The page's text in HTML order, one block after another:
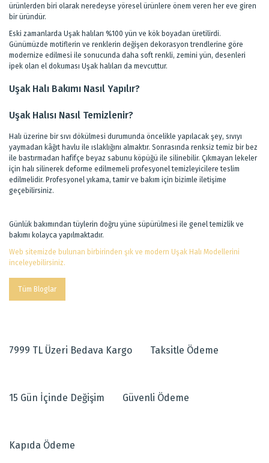
ürünlerden biri olarak neredeyse yöresel ürünlere önem veren her eve giren
bir üründür.
Eski zamanlarda Uşak halıları %100 yün ve kök boyadan üretilirdi.
Günümüzde motiflerin ve renklerin değişen dekorasyon trendlerine göre
modernize edilmesi ile sonucunda daha soft renkli, zemini yün, desenleri
ipek olan el dokuması Uşak halıları da mevcuttur.
Uşak Halı Bakımı Nasıl Yapılır?
Uşak Halısı Nasıl Temizlenir?
Halı üzerine bir sıvı dökülmesi durumunda öncelikle yapılacak şey, sıvıyı
yaymadan kâğıt havlu ile ıslaklığını almaktır. Sonrasında renksiz temiz bir bez
ile bastırmadan hafifçe beyaz sabunu köpüğü ile silinebilir. Çıkmayan lekeler
için halı silinerek deforme edilmemeli profesyonel temizleyicilere teslim
edilmelidir. Profesyonel yıkama, tamir ve bakım için bizimle iletişime
geçebilirsiniz.
Günlük bakımından tüylerin doğru yüne süpürülmesi ile genel temizlik ve
bakımı kolayca yapılmaktadır.
Web sitemizde bulunan birbirinden şık ve modern Uşak Halı Modellerini
inceleyebilirsiniz.
Tüm Bloglar
7999 TL Üzeri Bedava Kargo Taksitle Ödeme
15 Gün İçinde Değişim Güvenli Ödeme
Kapıda Ödeme